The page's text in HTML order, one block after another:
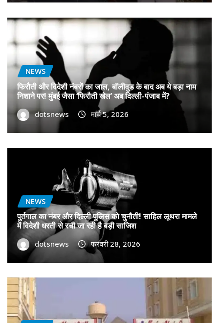
NEWS
फिरौती और विदेशी नंबरों का जाल, बॉलीवुड के बाद अब ये बड़ा नाम
निशाने पर! मुंबई जैसा ‘फिरौती खेल’ अब दिल्ली-पंजाब में?
dotsnews मार्च 5, 2026
NEWS
पुर्तगाल का नंबर और दिल्ली पुलिस को चुनौती! साहिल लूथरा मामले
में विदेशी धरती से रची जा रही है बड़ी साजिश
dotsnews फरवरी 28, 2026